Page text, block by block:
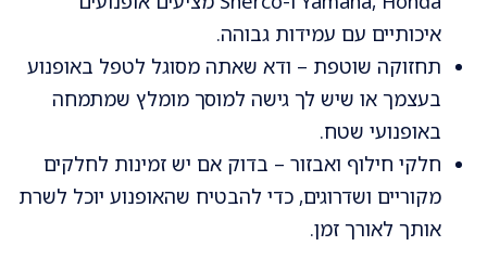
איכותיים עם עמידות גבוהה.
תחזוקה שוטפת – ודא שאתה מסוגל לטפל באופנוע
בעצמך או שיש לך גישה למוסך מומלץ שמתמחה
באופנועי שטח.
חלקי חילוף ואבזור – בדוק אם יש זמינות לחלקים
מקוריים ושדרוגים, כדי להבטיח שהאופנוע יוכל לשרת
אותך לאורך זמן.